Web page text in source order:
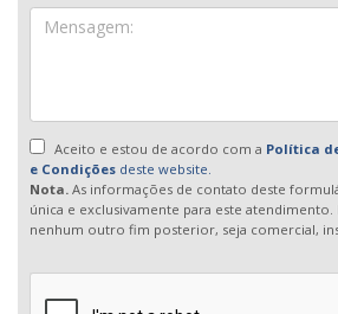
Aceito e estou de acordo com a Política
e Condições deste website.
Nota. As informações de contato deste
única e exclusivamente para este atendimento.
nenhum outro fim posterior, seja comercial,